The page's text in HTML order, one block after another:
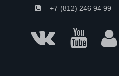
+7 (812) 246 94 99